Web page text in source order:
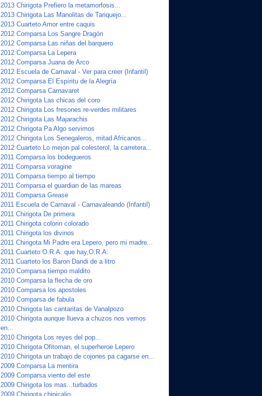
2013 Chirigota Prefiero la metamorfosis...
2013 Chirigota Las Manolitas de Tariquejo...
2013 Cuarteto Amor entre caquis
2012 Comparsa Los Sangre Dragón
2012 Comparsa Las niñas del barquero
2012 Comparsa La Lepera
2012 Comparsa Juana de Arco
2012 Escuela de Carnaval - Ver para creer (Infantil)
2012 Comparsa El Espíritu de la Alegría
2012 Comparsa Carnavaret
2012 Chirigota Las chicas del coro
2012 Chirigota Los fresones re-verdes militares
2012 Chirigota Las Majarachis
2012 Chirigota Pa Algo servimos
2012 Chirigota Los Senegaleros, mitad Africanos...
2012 Cuarteto Lo mejon pal colesterol, la carretera...
2011 Comparsa los bodegueros
2011 Comparsa voragine
2011 Comparsa tiempo al tiempo
2011 Comparsa el guardian de las mareas
2011 Comparsa Grease
2011 Escuela de Carnaval - Carnavaleando (Infantil)
2011 Chirigota De primera
2011 Chirigota colorin colorado
2011 Chirigota los divinos
2011 Chirigota Mi Padre era Lepero, pero mi madre...
2011 Cuarteto O.R.A. que hay,O.R.A.
2011 Cuarteto los Baron Dandi de a litro
2010 Comparsa tiempo maldito
2010 Comparsa la flecha de oro
2010 Comparsa los apostoles
2010 Comparsa de fabula
2010 Chirigota las cantaritas de Vanalpozo
2010 Chirigota aunque llueva a chuzos nos vemos
en...
2010 Chirigota Los reyes del pop...
2010 Chirigota Ofitoman, el superheroe Lepero
2010 Chirigota un trabajo de cojones pa cagarse en...
2009 Comparsa La mentira
2009 Comparsa viento del este
2009 Chirigota los mas...turbados
2009 Chirigota chipicalio